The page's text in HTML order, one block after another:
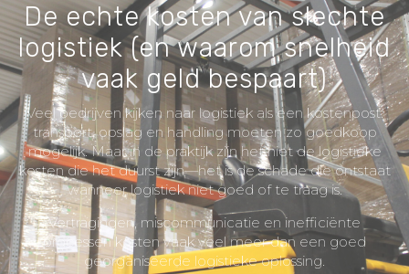
De echte kosten van slechte
logistiek (en waarom snelheid
vaak geld bespaart)
Veel bedrijven kijken naar logistiek als een kostenpost:
transport, opslag en handling moeten zo goedkoop
mogelijk. Maar in de praktijk zijn het niet de logistieke
kosten die het duurst zijn—het is de schade die ontstaat
wanneer logistiek niet goed of te traag is.
Vertragingen, miscommunicatie en inefficiënte
processen kosten vaak veel meer dan een goed
georganiseerde logistieke oplossing.